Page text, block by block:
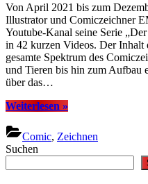
Von April 2021 bis zum
Illustrator und Comiczeichner
Youtube-Kanal seine Serie
in 42 kurzen Videos. Der Inhalt
gesamte Spektrum des
und Tieren bis hin zum Aufbau
über das…
Weiterlesen “Der
Kinder-
Comic-
Kurs”
»
Comic, Zeichnen
Suchen